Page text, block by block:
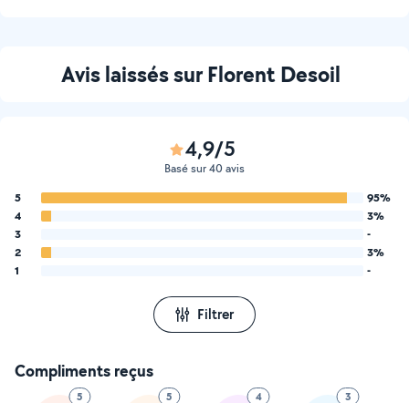
Avis laissés sur Florent Desoil
4,9/5
Basé sur 40 avis
5
95%
4
3%
3
-
2
3%
1
-
Filtrer
Compliments reçus
5 5 4 3